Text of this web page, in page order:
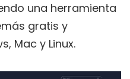
una herramienta
gratis y
Mac y Linux.